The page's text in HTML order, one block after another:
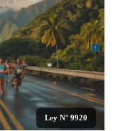
Ley N° 9920